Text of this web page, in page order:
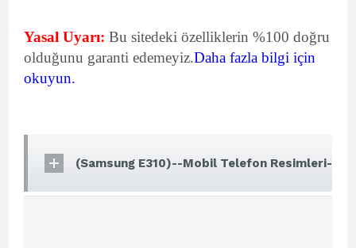
Yasal Uyarı: Bu sitedeki özelliklerin %100 doğru
olduğunu garanti edemeyiz.Daha fazla bilgi için
okuyun.
(Samsung E310)--Mobil Telefon Resimleri-